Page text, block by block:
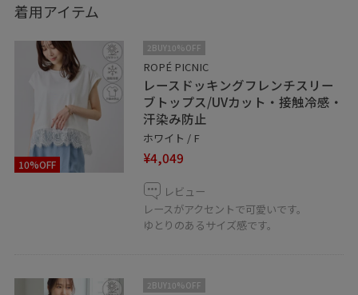
着用アイテム
10%OFF
2BUY10%OFF
ROPÉ PICNIC
レースドッキングフレンチスリー
ブトップス/UVカット・接触冷感・
汗染み防止
ホワイト / F
¥4,049
レビュー
レースがアクセントで可愛いです。
ゆとりのあるサイズ感です。
2BUY10%OFF